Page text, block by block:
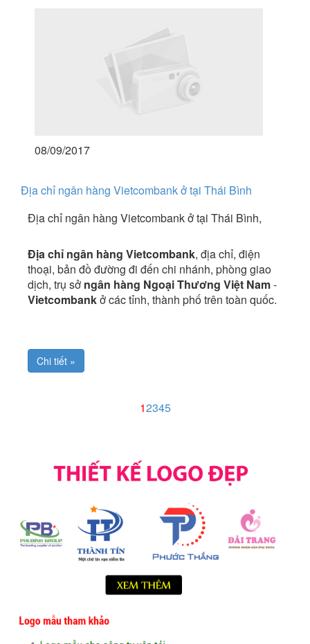
08/09/2017
Địa chỉ ngân hàng Vietcombank ở tại Thái Bình
Địa chỉ ngân hàng Vietcombank ở tại Thái Bình,
Địa chỉ ngân hàng Vietcombank, địa chỉ, điện
thoại, bản đồ đường đi đến chi nhánh, phòng giao
dịch, trụ sở ngân hàng Ngoại Thương Việt Nam-
Vietcombankở các tỉnh, thành phố trên toàn quốc.
Chi tiết »
12345